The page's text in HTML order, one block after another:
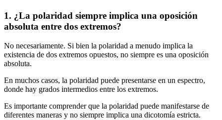
1. ¿La polaridad siempre implica una oposición
absoluta entre dos extremos?
No necesariamente. Si bien la polaridad a menudo implica la
existencia de dos extremos opuestos, no siempre es una oposición
absoluta.
En muchos casos, la polaridad puede presentarse en un espectro,
donde hay grados intermedios entre los extremos.
Es importante comprender que la polaridad puede manifestarse de
diferentes maneras y no siempre implica una dicotomía estricta.